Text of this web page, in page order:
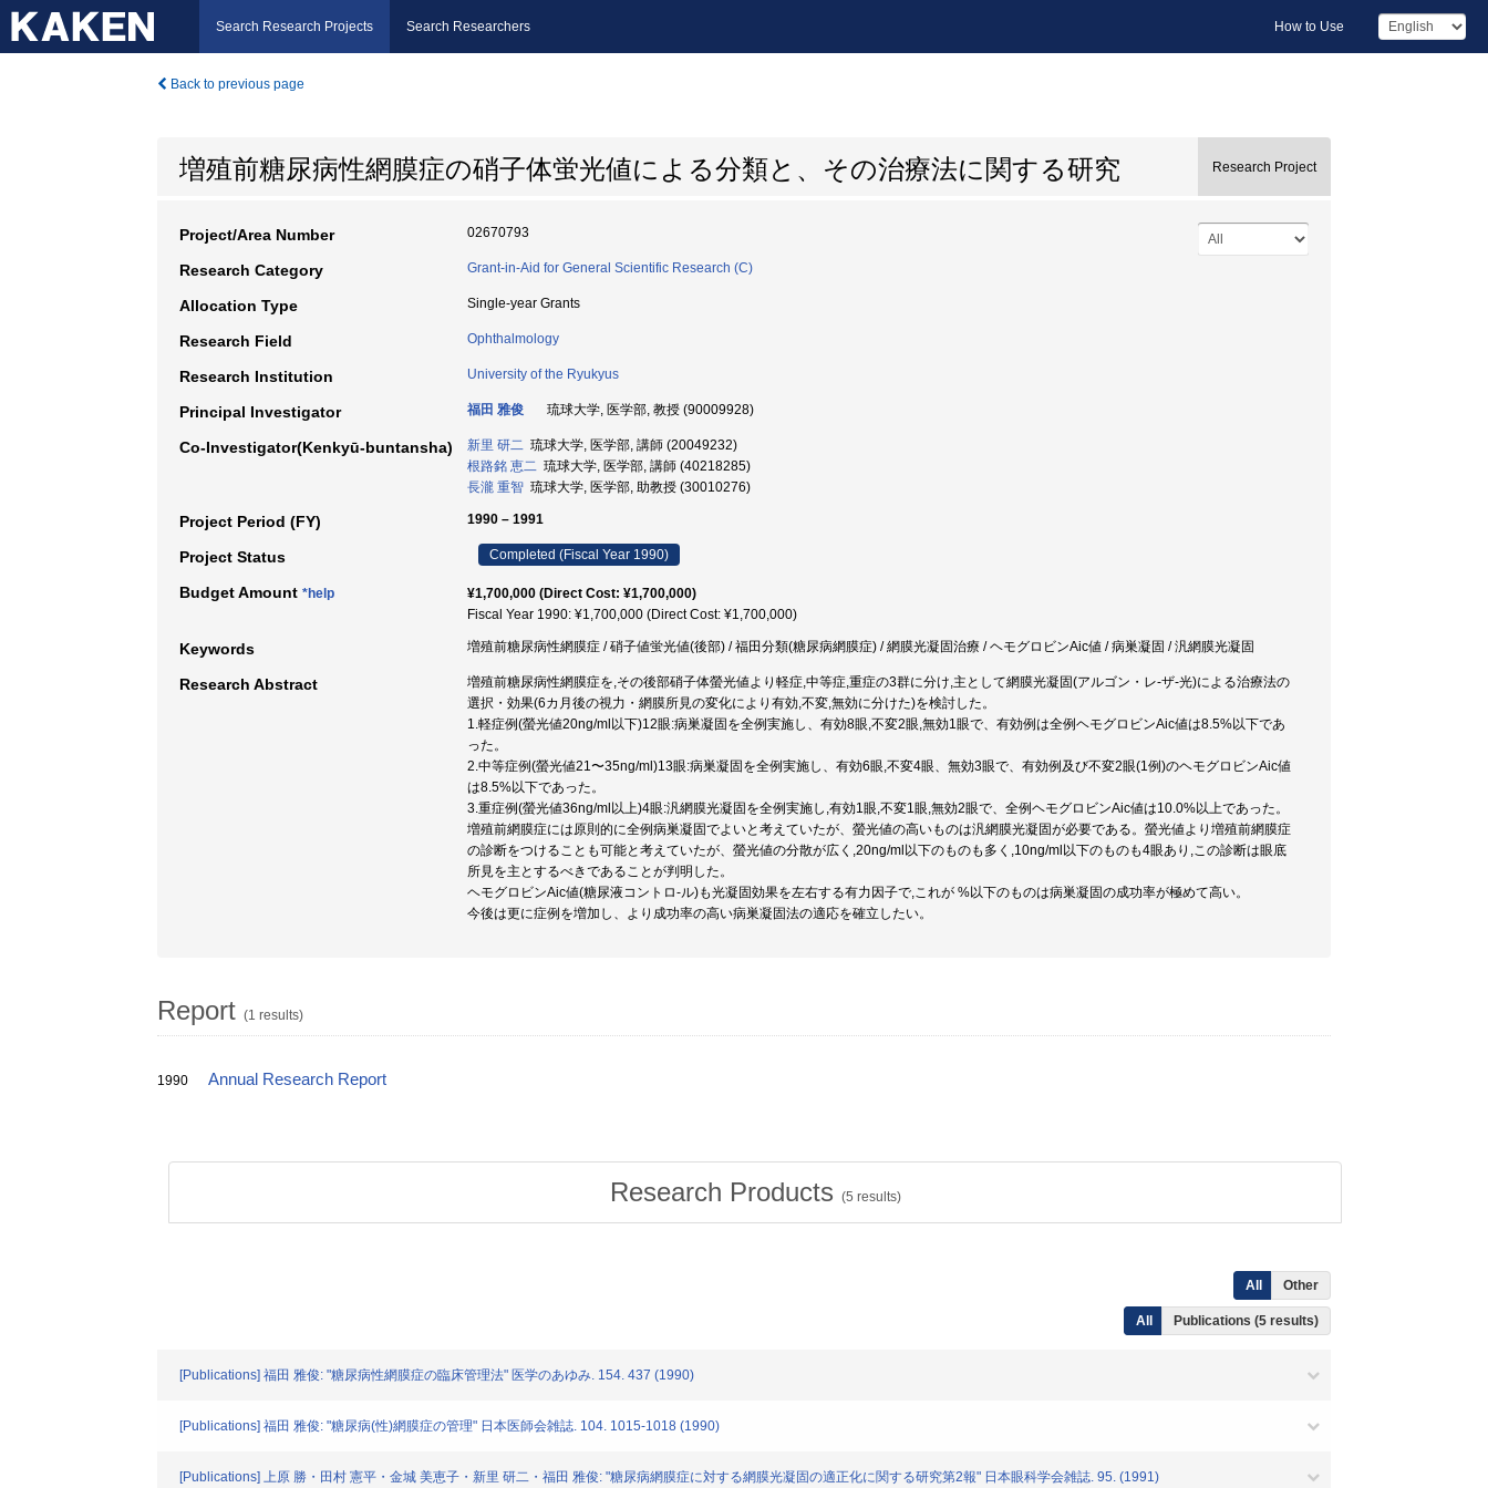
Search Research Projects Search Researchers How to Use
Back to previous page
増殖前糖尿病性網膜症の硝子体蛍光値による分類と、その治療法に関する研究 Research Project
Project/Area Number 02670793
Research Category Grant-in-Aid for General Scientific Research (C)
Allocation Type Single-year Grants
Research Field Ophthalmology
Research Institution University of the Ryukyus
Principal Investigator 福田 雅俊 琉球大学, 医学部, 教授 (90009928)
Co-Investigator(Kenkyū-buntansha) 新里 研二 琉球大学, 医学部, 講師 (20049232)
根路銘 恵二 琉球大学, 医学部, 講師 (40218285)
長瀧 重智 琉球大学, 医学部, 助教授 (30010276)
Project Period (FY) 1990 – 1991
Project Status Completed (Fiscal Year 1990)
Budget Amount *help
¥1,700,000 (Direct Cost: ¥1,700,000)
Fiscal Year 1990: ¥1,700,000 (Direct Cost: ¥1,700,000)
Keywords 増殖前糖尿病性網膜症 / 硝子値蛍光値(後部) / 福田分類(糖尿病網膜症) / 網膜光凝固治療 / ヘモグロビンAic値 / 病巣凝固 / 汎網膜光凝固
Research Abstract
増殖前糖尿病性網膜症を,その後部硝子体螢光値より軽症,中等症,重症の3群に分け,主として網膜光凝固(アルゴン・レ-ザ-光)による治療法の
選択・効果(6カ月後の視力・網膜所見の変化により有効,不変,無効に分けた)を検討した。
1.軽症例(螢光値20ng/ml以下)12眼:病巣凝固を全例実施し、有効8眼,不変2眼,無効1眼で、有効例は全例ヘモグロビンAic値は8.5%以下であ
った。
2.中等症例(螢光値21〜35ng/ml)13眼:病巣凝固を全例実施し、有効6眼,不変4眼、無効3眼で、有効例及び不変2眼(1例)のヘモグロビンAic値
は8.5%以下であった。
3.重症例(螢光値36ng/ml以上)4眼:汎網膜光凝固を全例実施し,有効1眼,不変1眼,無効2眼で、全例ヘモグロビンAic値は10.0%以上であった。
増殖前網膜症には原則的に全例病巣凝固でよいと考えていたが、螢光値の高いものは汎網膜光凝固が必要である。螢光値より増殖前網膜症
の診断をつけることも可能と考えていたが、螢光値の分散が広く,20ng/ml以下のものも多く,10ng/ml以下のものも4眼あり,この診断は眼底
所見を主とするべきであることが判明した。
ヘモグロビンAic値(糖尿液コントロ-ル)も光凝固効果を左右する有力因子で,これが %以下のものは病巣凝固の成功率が極めて高い。
今後は更に症例を増加し、より成功率の高い病巣凝固法の適応を確立したい。
Report (1 results)
1990 Annual Research Report
Research Products (5 results)
All Other
All Publications (5 results)
[Publications] 福田 雅俊: "糖尿病性網膜症の臨床管理法" 医学のあゆみ. 154. 437 (1990)
[Publications] 福田 雅俊: "糖尿病(性)網膜症の管理" 日本医師会雑誌. 104. 1015-1018 (1990)
[Publications] 上原 勝・田村 憲平・金城 美恵子・新里 研二・福田 雅俊: "糖尿病網膜症に対する網膜光凝固の適正化に関する研究第2報" 日本眼科学会雑誌. 95. (1991)